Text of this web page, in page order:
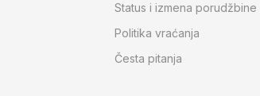
Status i izmena porudžbine
Politika vraćanja
Česta pitanja